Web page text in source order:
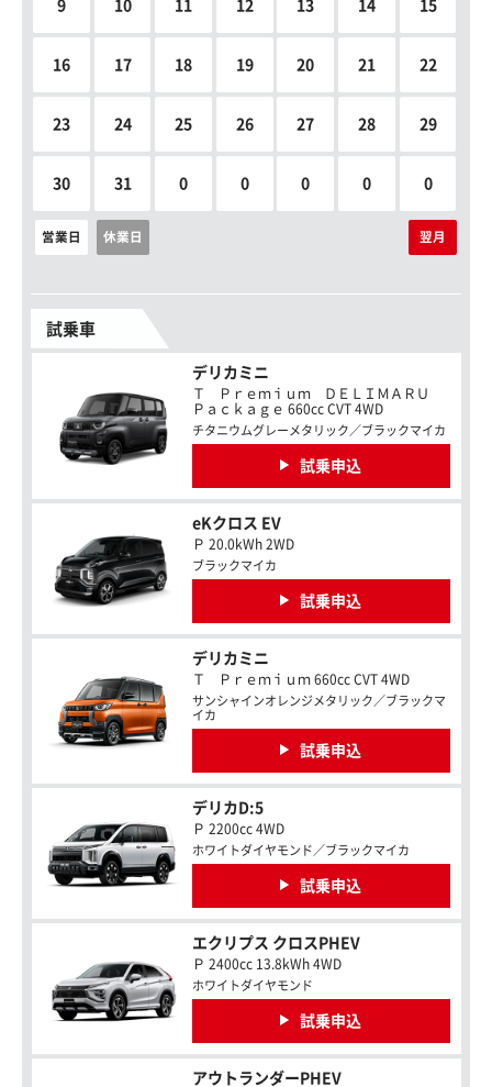
9 10 11 12 13 14 15
16 17 18 19 20 21 22
23 24 25 26 27 28 29
30 31 0 0 0 0 0
営業日 休業日 翌月
試乗車
デリカミニ
Ｔ Ｐｒｅｍｉｕｍ ＤＥＬＩＭＡＲＵ
Ｐａｃｋａｇｅ 660cc CVT 4WD
チタニウムグレーメタリック／ブラックマイカ
試乗申込
eKクロス EV
Ｐ 20.0kWh 2WD
ブラックマイカ
試乗申込
デリカミニ
Ｔ Ｐｒｅｍｉｕｍ 660cc CVT 4WD
サンシャインオレンジメタリック／ブラックマ
イカ
試乗申込
デリカD:5
Ｐ 2200cc 4WD
ホワイトダイヤモンド／ブラックマイカ
試乗申込
エクリプス クロスPHEV
Ｐ 2400cc 13.8kWh 4WD
ホワイトダイヤモンド
試乗申込
アウトランダーPHEV